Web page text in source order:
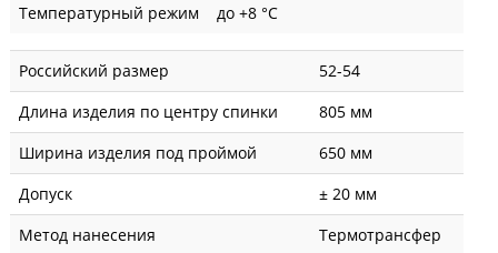
Температурный режим
до +8 °C
Российский размер
52-54
Длина изделия по центру спинки
805 мм
Ширина изделия под проймой
650 мм
Допуск
± 20 мм
Метод нанесения
Термотрансфер